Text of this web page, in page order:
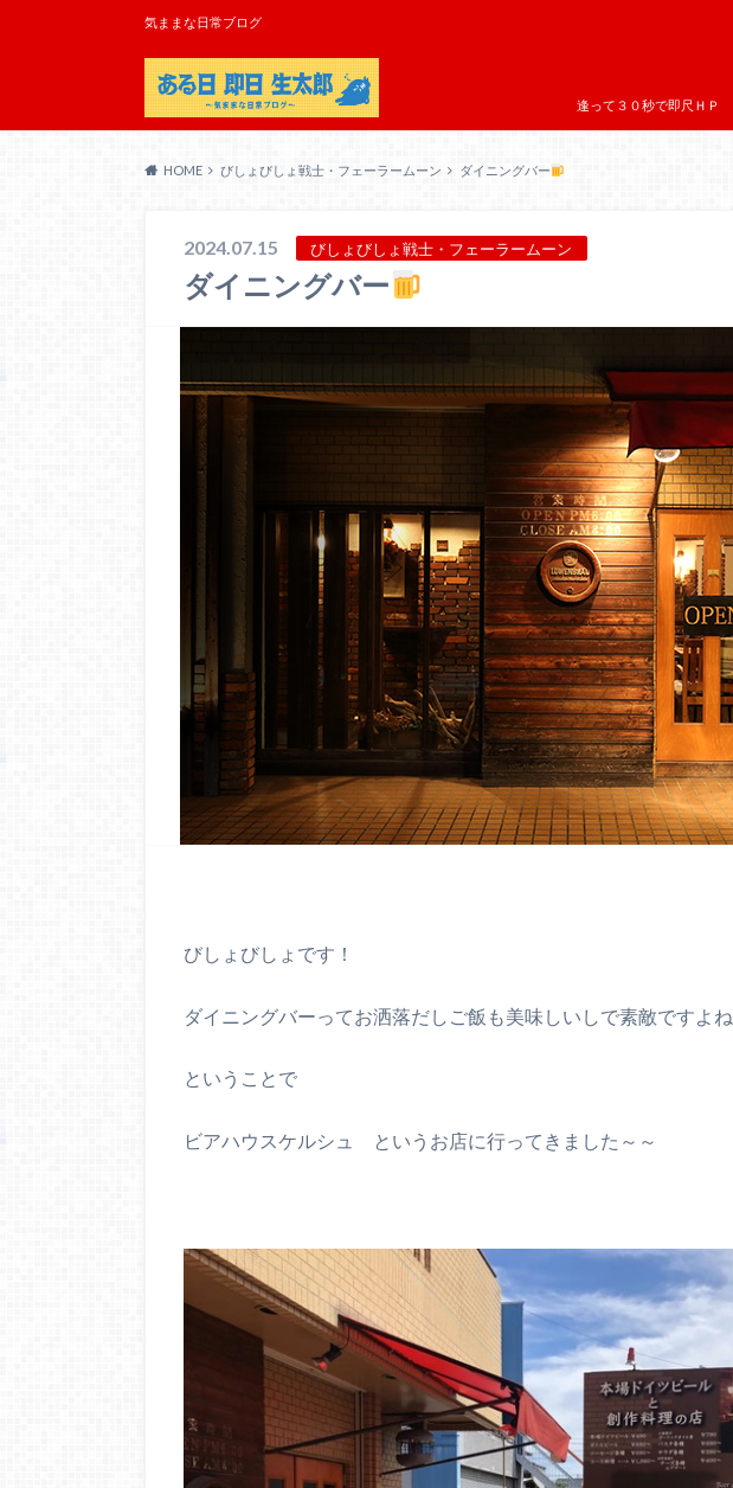
気ままな日常ブログ
逢って３０秒で即尺ＨＰ
HOME びしょびしょ戦士・フェーラームーン ダイニングバー
2024.07.15 びしょびしょ戦士・フェーラームーン
ダイニングバー
びしょびしょです！
ダイニングバーってお洒落だしご飯も美味しいしで素敵ですよね
ということで
ビアハウスケルシュ というお店に行ってきました～～